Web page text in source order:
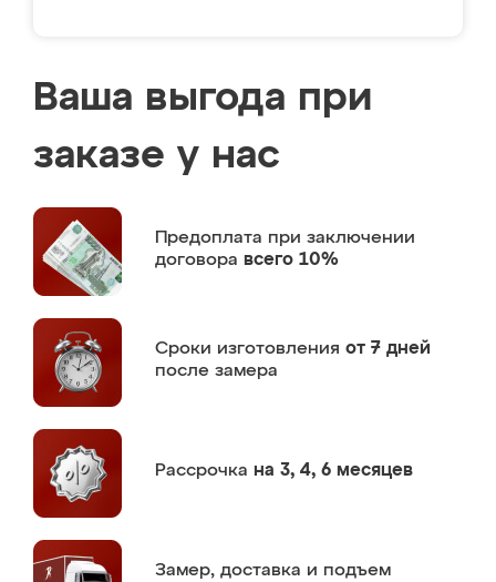
Ваша выгода при
заказе у нас
Предоплата при заключении
договора всего 10%
Сроки изготовления от 7 дней
после замера
Рассрочка на 3, 4, 6 месяцев
Замер, доставка и подъем